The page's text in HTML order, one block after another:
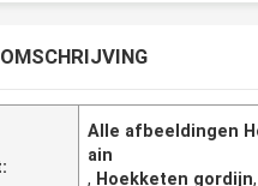
Alle afbeeldingen
ain
, Hoekketen gordijn,